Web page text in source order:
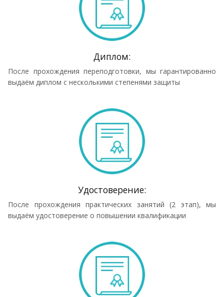
Диплом:
После прохождения переподготовки, мы гарантированно
выдаём диплом с несколькими степенями защиты
Удостоверение:
После прохождения практических занятий (2 этап), мы
выдаём удостоверение о повышении квалификации